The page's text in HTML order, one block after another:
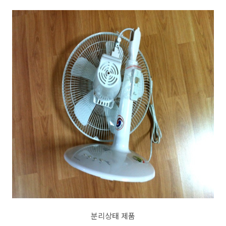
분리상태 제품